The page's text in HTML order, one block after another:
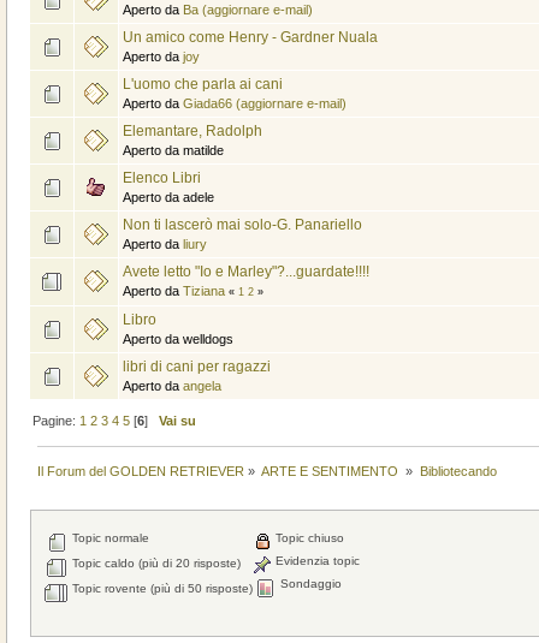
Aperto da Ba (aggiornare e-mail)
Un amico come Henry - Gardner Nuala
Aperto da joy
L'uomo che parla ai cani
Aperto da Giada66 (aggiornare e-mail)
Elemantare, Radolph
Aperto da matilde
Elenco Libri
Aperto da adele
Non ti lascerò mai solo-G. Panariello
Aperto da liury
Avete letto "Io e Marley"?...guardate!!!!
Aperto da Tiziana « 1 2»
Libro
Aperto da welldogs
libri di cani per ragazzi
Aperto da angela
Pagine: 1 2 3 4 5 [6]Vai su
Il Forum del GOLDEN RETRIEVER » ARTE E SENTIMENTO » Bibliotecando
Topic normale
Topic caldo (più di 20 risposte)
Topic rovente (più di 50 risposte)
Topic chiuso
Evidenzia topic
Sondaggio